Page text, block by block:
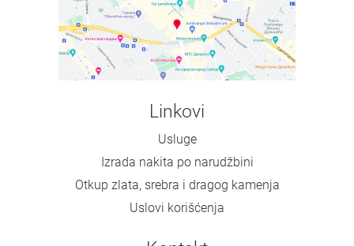
Linkovi
Usluge
Izrada nakita po narudžbini
Otkup zlata, srebra i dragog kamenja
Uslovi korišćenja